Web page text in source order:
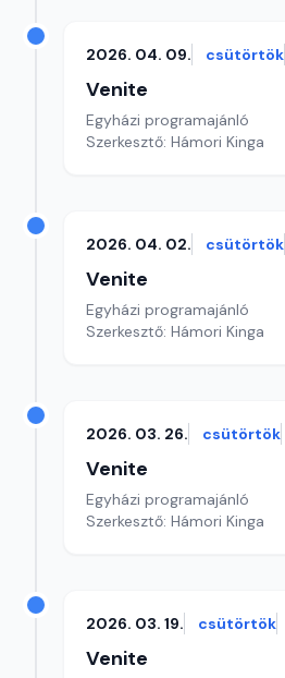
2026. 04. 09. csütörtök
Venite
Egyházi programajánló
Szerkesztő: Hámori Kinga
2026. 04. 02. csütörtök
Venite
Egyházi programajánló
Szerkesztő: Hámori Kinga
2026. 03. 26. csütörtök
Venite
Egyházi programajánló
Szerkesztő: Hámori Kinga
2026. 03. 19. csütörtök
Venite